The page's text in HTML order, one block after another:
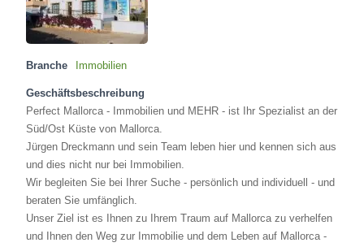
Branche Immobilien
Geschäftsbeschreibung
Perfect Mallorca - Immobilien und MEHR - ist Ihr Spezialist an der
Süd/Ost Küste von Mallorca.
Jürgen Dreckmann und sein Team leben hier und kennen sich aus
und dies nicht nur bei Immobilien.
Wir begleiten Sie bei Ihrer Suche - persönlich und individuell - und
beraten Sie umfänglich.
Unser Ziel ist es Ihnen zu Ihrem Traum auf Mallorca zu verhelfen
und Ihnen den Weg zur Immobilie und dem Leben auf Mallorca -